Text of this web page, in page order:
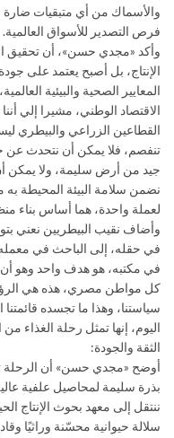
والأسماك من أي متبقيات
فرص التصدير للأسواق العالمية.
وأكد «مجدي حسن»، أن تحقيق
الإنتاج، بل أصبح يعتمد على
المعايير الصحية والبيئية
الاقتصاد الوطني، مشيرا إلي
القطاعين الزراعي والبيطري
تنفصم، فلا يمكن أن نتحدث
جيد من أرض سليمة، ولا
نضمن سلامة البيئة المحيطة به
لعملة واحدة، هما أساس بناء
وأضاف نقيب البيطريين نعني
في حقله، إلى الباحث في
في مكتبه، هو هدف واحد وهو
كل مواطن مصري، هذه هي
سياستنا، وهذا ما تجسده
اليوم، إنها تمثل رحلة الغذاء
الثقة والجودة:
أوضح «مجدي حسن» أن الرحلة
بذرة سليمة لمحاصيل علفية
ننتقل إلى معهد بحوث الإنتاج
سلالة حيوانية محسّنة وراثيًا